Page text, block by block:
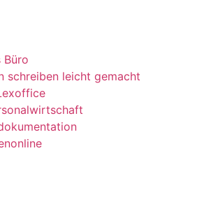
Büro
schreiben leicht gemacht